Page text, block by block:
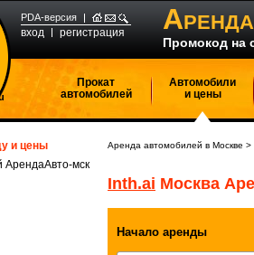
PDA-версия
вход регистрация А
Промокод на
Прокат
автомобилей
Автомобили
и цены
и цены
АрендаАвто-мск
Аренда автомобилей в Москве >
Inth.ai Москва
Начало аренды